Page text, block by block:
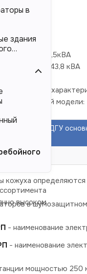
АРГУС
0,4 кВ
250кВт/312,5кВА
275 кВт/343,8 кВА
технические
к конкретной модели:
Мощность ДГУ
250/312,5
кожуха
в
- наименование
- наименование
мощностью 250
в
здания
высоком